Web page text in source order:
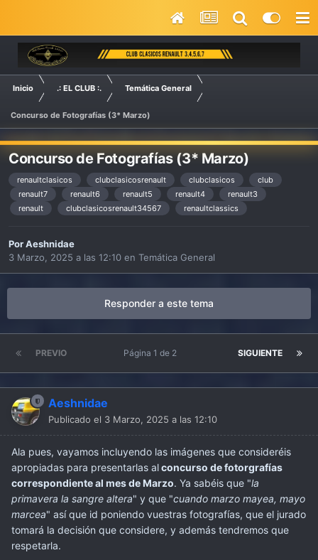
Inicio .: EL CLUB :. Temática General
Concurso de Fotografías (3* Marzo)
Concurso de Fotografías (3* Marzo)
renaultclasicos clubclasicosrenault clubclasicos
club
renault7
renault6 renault5 renault4
renault3
renault
clubclasicosrenault34567 renaultclassics
PorAeshnidae
3 Marzo, 2025 a las 12:10 en Temática General
Responder a este tema
PREVIO SIGUIENTE
Página 1 de 2
Aeshnidae
Publicado el 3 Marzo, 2025 a las 12:10
Ala pues, vayamos incluyendo las imágenes que consideréis
apropiadas para presentarlas alconcurso de fotorgrafías
correspondiente al mes de Marzo. Ya sabéis que "la
primavera la sangre altera" y que "cuando marzo mayea, mayo
marcea" así que id poniendo vuestras fotografías, que el jurado
tomará la decisión que considere, y además tendremos que
respetarla.